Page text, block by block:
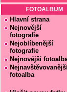
FOTOALBUM
Hlavní strana
Nejnovější
fotografie
Nejoblíbenější
fotografie
Nejnovější
fotoalba